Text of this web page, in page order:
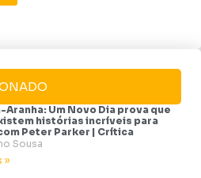
Aranha: Um Novo Dia prova que
histórias incríveis para
Peter Parker | Crítica
Sousa
»